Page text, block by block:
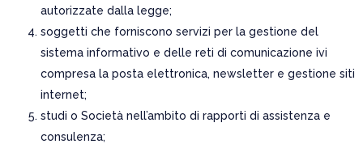
autorizzate dalla legge;
soggetti che forniscono servizi per la gestione del
sistema informativo e delle reti di comunicazione ivi
compresa la posta elettronica, newsletter e gestione siti
internet;
studi o Società nell’ambito di rapporti di assistenza e
consulenza;